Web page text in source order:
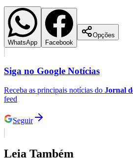
Palmeiras
WhatsApp Facebook
Opções
Siga no Google Notícias
Receba as principais notícias do Jornal
feed
Seguir
Leia Também